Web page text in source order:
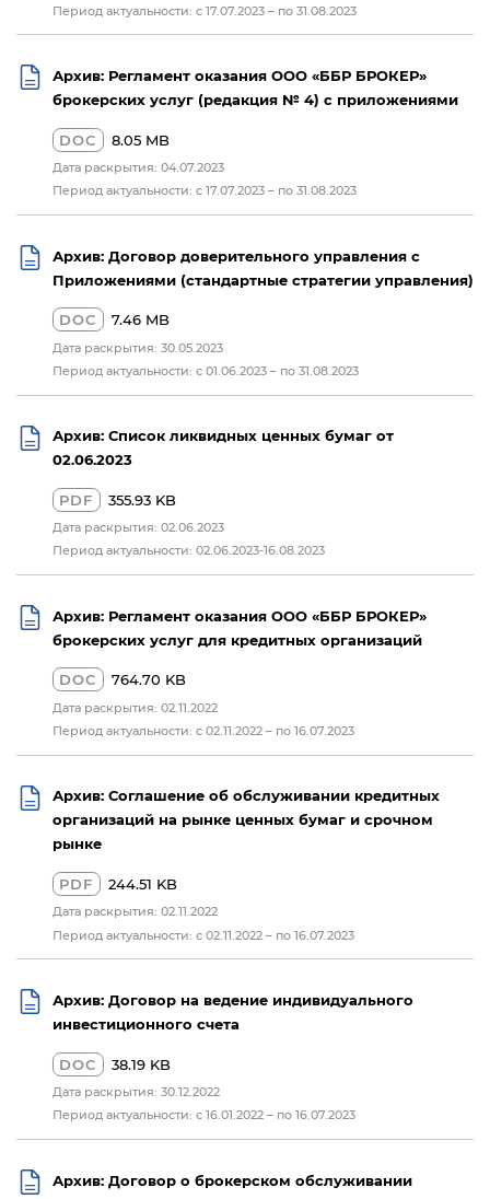
Период актуальности: с 17.07.2023 – по 31.08.2023
Архив: Регламент оказания ООО «ББР БРОКЕР»
брокерских услуг (редакция № 4) с приложениями
DOC 8.05 MB
Дата раскрытия: 04.07.2023
Период актуальности: с 17.07.2023 – по 31.08.2023
Архив: Договор доверительного управления с
Приложениями (стандартные стратегии управления)
DOC 7.46 MB
Дата раскрытия: 30.05.2023
Период актуальности: с 01.06.2023 – по 31.08.2023
Архив: Список ликвидных ценных бумаг от
02.06.2023
PDF 355.93 KB
Дата раскрытия: 02.06.2023
Период актуальности: 02.06.2023-16.08.2023
Архив: Регламент оказания ООО «ББР БРОКЕР»
брокерских услуг для кредитных организаций
DOC 764.70 KB
Дата раскрытия: 02.11.2022
Период актуальности: с 02.11.2022 – по 16.07.2023
Архив: Соглашение об обслуживании кредитных
организаций на рынке ценных бумаг и срочном
рынке
PDF 244.51 KB
Дата раскрытия: 02.11.2022
Период актуальности: с 02.11.2022 – по 16.07.2023
Архив: Договор на ведение индивидуального
инвестиционного счета
DOC 38.19 KB
Дата раскрытия: 30.12.2022
Период актуальности: с 16.01.2022 – по 16.07.2023
Архив: Договор о брокерском обслуживании